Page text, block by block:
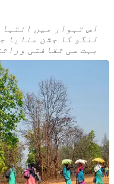
اس تہوار میں
لنگو کا جشن منایا
بہت سی ثقافتی